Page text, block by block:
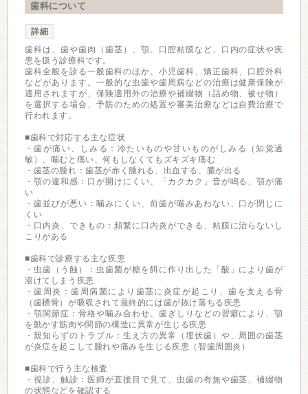
歯科について
詳細
歯科は、歯や歯肉（歯茎）、顎、口腔粘膜など、口内の症状や疾
患を扱う診療科です。
歯科全般を診る一般歯科のほか、小児歯科、矯正歯科、口腔外科
などがあります。一般的な虫歯や歯周病などの治療は健康保険が
適用されますが、保険適用外の治療や補綴物（詰め物、被せ物）
を選択する場合、予防のための処置や審美治療などは自費治療で
行われます。
■歯科で対応する主な症状
・歯が痛い、しみる：冷たいものや甘いものがしみる（知覚過
敏）、噛むと痛い、何もしなくてもズキズキ痛む
・歯茎の腫れ：歯茎が赤く腫れる、出血する、膿が出る
・顎の違和感：口が開けにくい、「カクカク」音が鳴る、顎が痛
い
・歯並びが悪い：噛みにくい、前歯が噛みあわない、口が閉じに
くい
・口内炎、できもの：頻繁に口内炎ができる、粘膜に治らないし
こりがある
■歯科で診療する主な疾患
・虫歯（う蝕）：虫歯菌が糖を餌に作り出した「酸」により歯が
溶けてしまう疾患
・歯周炎：歯周病菌により歯茎に炎症が起こり、歯を支える骨
（歯槽骨）が吸収されて最終的には歯が抜け落ちる疾患
・顎関節症：骨格や噛み合わせ、歯ぎしりなどの習癖により、顎
を動かす筋肉や関節の構造に異常が生じる疾患
・親知らずのトラブル：生え方の異常（埋伏歯）や、周囲の歯茎
が炎症を起こして腫れや痛みを生じる疾患（智歯周囲炎）
■歯科で行う主な検査
・視診、触診：医師が直接目で見て、虫歯の有無や歯茎、補綴物
の状態などを確認する